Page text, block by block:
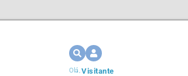
Olá,Visitante